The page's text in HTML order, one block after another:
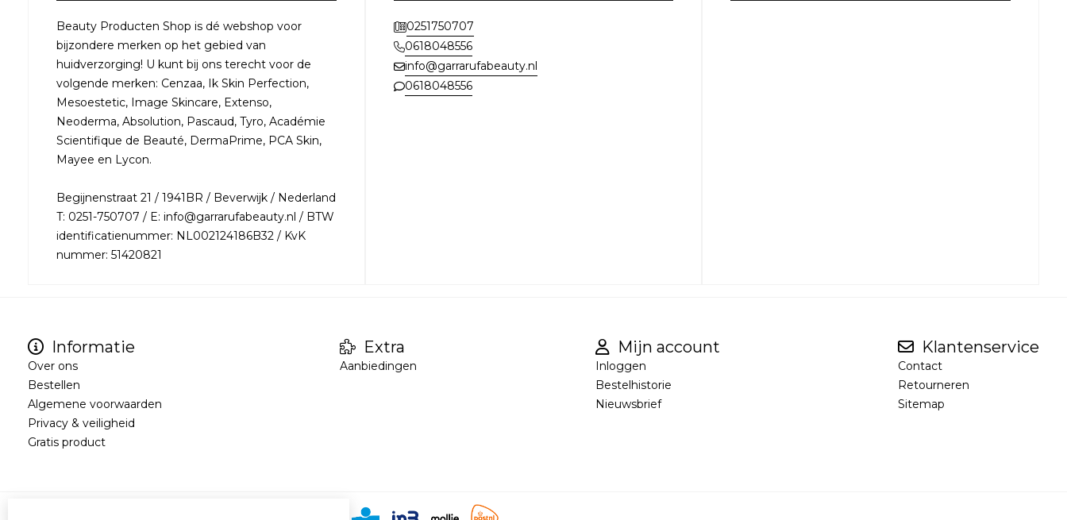
Beauty Producten Shop is dé webshop voor
bijzondere merken op het gebied van
huidverzorging! U kunt bij ons terecht voor de
volgende merken: Cenzaa, Ik Skin Perfection,
Mesoestetic, Image Skincare, Extenso,
Neoderma, Absolution, Pascaud, Tyro, Académie
Scientifique de Beauté, DermaPrime, PCA Skin,
Mayee en Lycon.
Begijnenstraat 21 / 1941BR / Beverwijk / Nederland
T: 0251-750707 / E: info@garrarufabeauty.nl / BTW
identificatienummer: NL002124186B32 / KvK
nummer: 51420821
0251750707
0618048556
info@garrarufabeauty.nl
0618048556
Informatie
Over ons
Bestellen
Algemene voorwaarden
Privacy & veiligheid
Gratis product
Extra
Aanbiedingen
Mijn account
Inloggen
Bestelhistorie
Nieuwsbrief
Klantenservice
Contact
Retourneren
Sitemap